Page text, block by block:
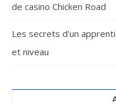
de casino Chicken Road
Les secrets d’un
et niveau